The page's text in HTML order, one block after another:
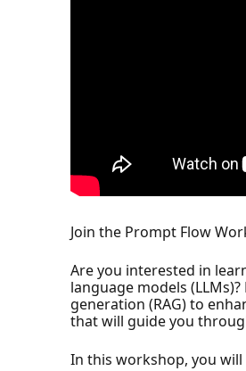
Join the Prompt Flow
Are you interested in
language models
generation (RAG) to
that will guide you
In this workshop, you